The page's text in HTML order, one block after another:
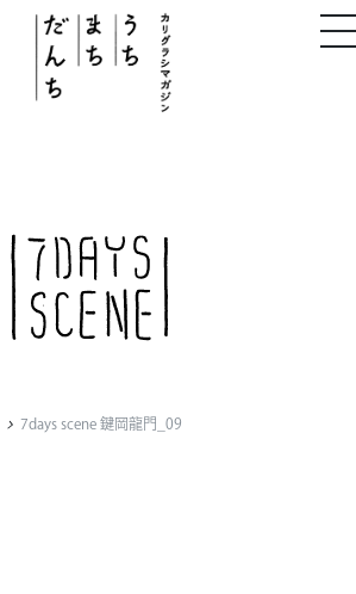
このサイトについて
# うち
# だんち
7days scene 鍵岡龍門_09